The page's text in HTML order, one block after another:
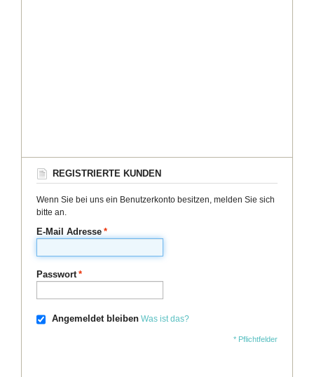
REGISTRIERTE KUNDEN
Wenn Sie bei uns ein Benutzerkonto besitzen, melden Sie sich
bitte an.
*
E-Mail Adresse
*
Passwort
Angemeldet bleiben Was ist das?
* Pflichtfelder